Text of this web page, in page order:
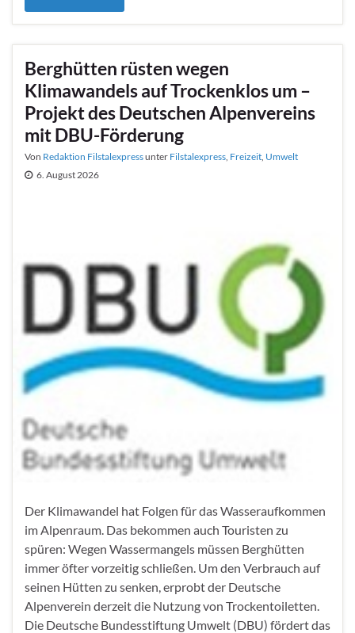
Berghütten rüsten wegen
Klimawandels auf Trockenklos um –
Projekt des Deutschen Alpenvereins
mit DBU-Förderung
Von Redaktion Filstalexpressunter Filstalexpress Freizeit Umwelt
6. August 2026
Der Klimawandel hat Folgen für das Wasseraufkommen
im Alpenraum. Das bekommen auch Touristen zu
spüren: Wegen Wassermangels müssen Berghütten
immer öfter vorzeitig schließen. Um den Verbrauch auf
seinen Hütten zu senken, erprobt der Deutsche
Alpenverein derzeit die Nutzung von Trockentoiletten.
Die Deutsche Bundesstiftung Umwelt (DBU) fördert das